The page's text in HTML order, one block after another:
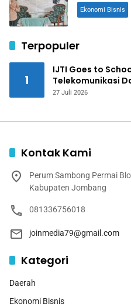
Ekonomi Bisnis
Terpopuler
1
IJTI Goes to
Telekomunikasi
Jurnalistik Digital
27 Juli 2026
Kontak Kami
Perum Sambong Permai
Kabupaten Jombang
081336756018
joinmedia79@gmail.com
Kategori
Daerah
Ekonomi Bisnis